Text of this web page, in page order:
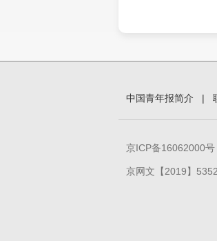
中国青年报简介 |
京ICP备16062000号
京网文【2019】